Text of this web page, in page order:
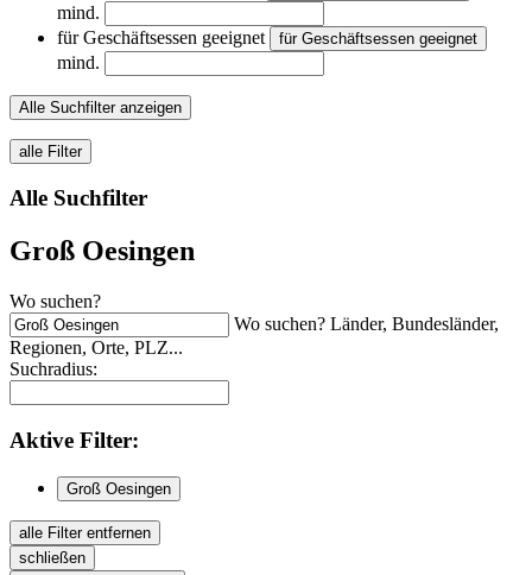
mind.
für Geschäftsessen geeignet
für Geschäftsessen geeignet
mind.
Alle Suchfilter anzeigen
alle Filter
Alle Suchfilter
Groß Oesingen
Wo suchen?
Wo suchen? Länder, Bundesländer,
Regionen, Orte, PLZ...
Suchradius:
Aktive Filter:
Groß Oesingen
alle Filter entfernen
schließen